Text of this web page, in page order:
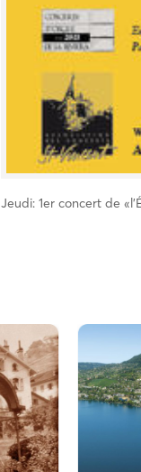
Jeudi: 1er concert de